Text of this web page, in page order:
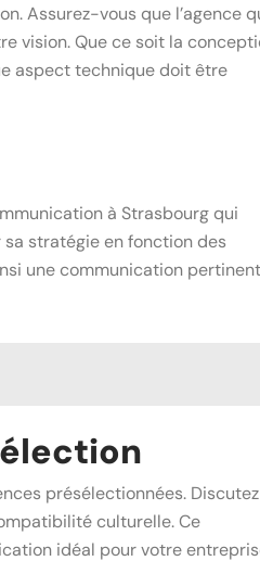
Assurez-vous que l’agence
vision. Que ce soit la
aspect technique doit être
à Strasbourg qui
stratégie en fonction des
une communication
présélectionnées. Discutez
culturelle. Ce
idéal pour votre